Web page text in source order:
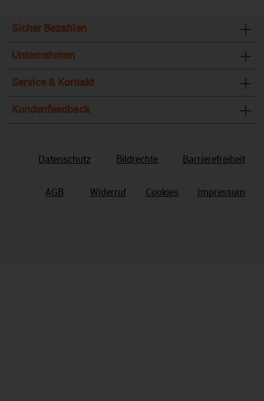
Sicher Bezahlen
Unternehmen
Service & Kontakt
Kundenfeedback
Datenschutz Bildrechte Barrierefreiheit
AGB Widerruf Cookies Impressum